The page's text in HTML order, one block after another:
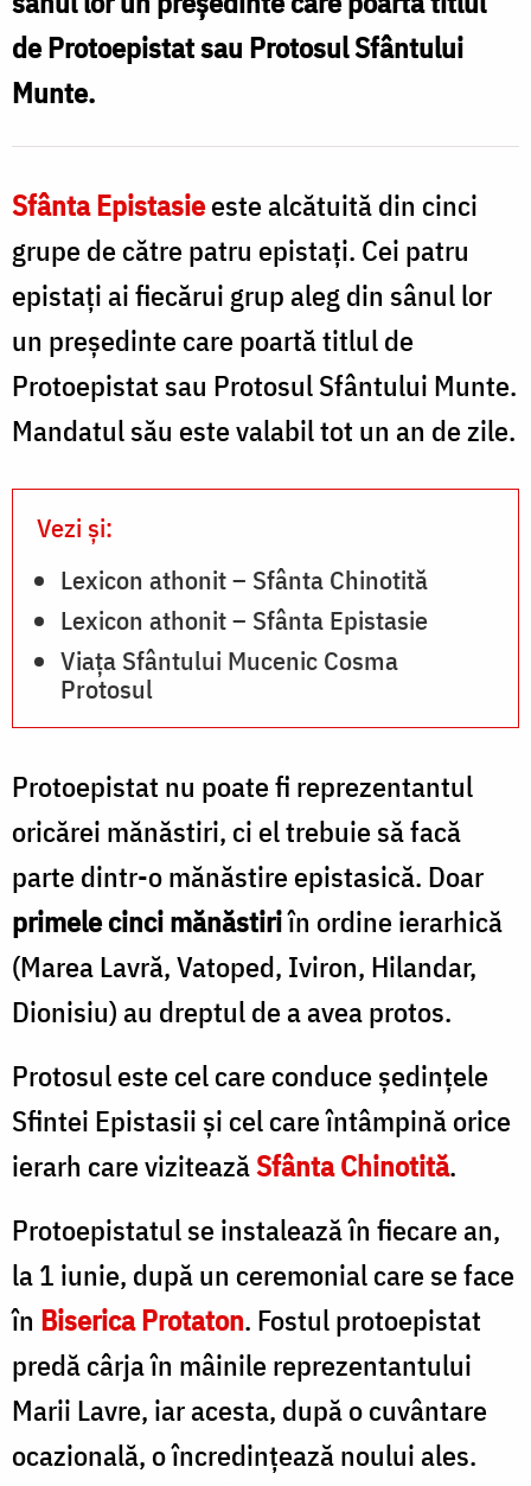
/
Foto:
Cluci
de Protoepistat sau Protosul Sfântului
Munte.
Sfânta Epistasieeste alcătuită din cinci
grupe de către patru epistaţi. Cei patru
epistaţi ai fiecărui grup aleg din sânul lor
un preşedinte care poartă titlul de
Protoepistat sau Protosul Sfântului Munte.
Mandatul său este valabil tot un an de zile.
Vezi și:
Lexicon athonit – Sfânta Chinotită
Lexicon athonit – Sfânta Epistasie
Viața Sfântului Mucenic Cosma
Protosul
Protoepistat nu poate fi reprezentantul
oricărei mănăstiri, ci el trebuie să facă
parte dintr-o mănăstire epistasică. Doar
primele cinci mănăstiriîn ordine ierarhică
(Marea Lavră, Vatoped, Iviron, Hilandar,
Dionisiu) au dreptul de a avea protos.
Protosul este cel care conduce şedinţele
Sfintei Epistasii şi cel care întâmpină orice
ierarh care viziteazăSfânta Chinotită.
Protoepistatul se instalează în fiecare an,
la 1 iunie, după un ceremonial care se face
în Biserica Protaton. Fostul protoepistat
predă cârja în mâinile reprezentantului
Marii Lavre, iar acesta, după o cuvântare
ocazională, o încredinţează noului ales.